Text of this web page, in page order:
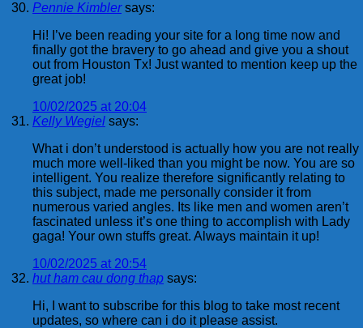
Pennie Kimbler says:
Hi! I’ve been reading your site for a long time now and
finally got the bravery to go ahead and give you a shout
out from Houston Tx! Just wanted to mention keep up the
great job!
10/02/2025 at 20:04
Kelly Wegiel says:
What i don’t understood is actually how you are not really
much more well-liked than you might be now. You are so
intelligent. You realize therefore significantly relating to
this subject, made me personally consider it from
numerous varied angles. Its like men and women aren’t
fascinated unless it’s one thing to accomplish with Lady
gaga! Your own stuffs great. Always maintain it up!
10/02/2025 at 20:54
hut ham cau dong thap says:
Hi, I want to subscribe for this blog to take most recent
updates, so where can i do it please assist.